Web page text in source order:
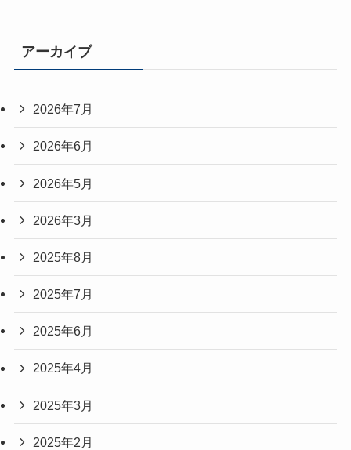
アーカイブ
2026年7月
2026年6月
2026年5月
2026年3月
2025年8月
2025年7月
2025年6月
2025年4月
2025年3月
2025年2月